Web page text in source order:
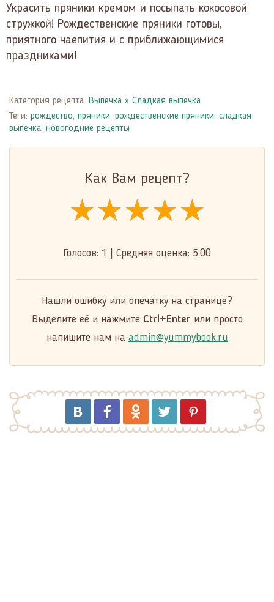
Украсить пряники кремом и посыпать кокосовой
стружкой! Рождественские пряники готовы,
приятного чаепития и с приближающимися
праздниками!
Категория рецепта: Выпечка » Сладкая выпечка
Теги: рождество, пряники, рождественские пряники, сладкая
выпечка, новогодние рецепты
Как Вам рецепт?
★★★★★
★★★★★
★★★★★
Голосов: 1 Средняя оценка: 5.00
Нашли ошибку или опечатку на странице?
Выделите её и нажмите Ctrl+Enter или просто
напишите нам на admin@yummybook.ru